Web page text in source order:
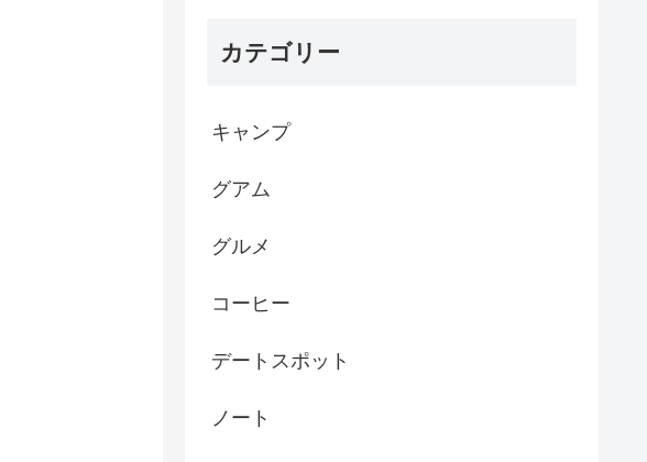
カテゴリー
キャンプ
グアム
グルメ
コーヒー
デートスポット
ノート